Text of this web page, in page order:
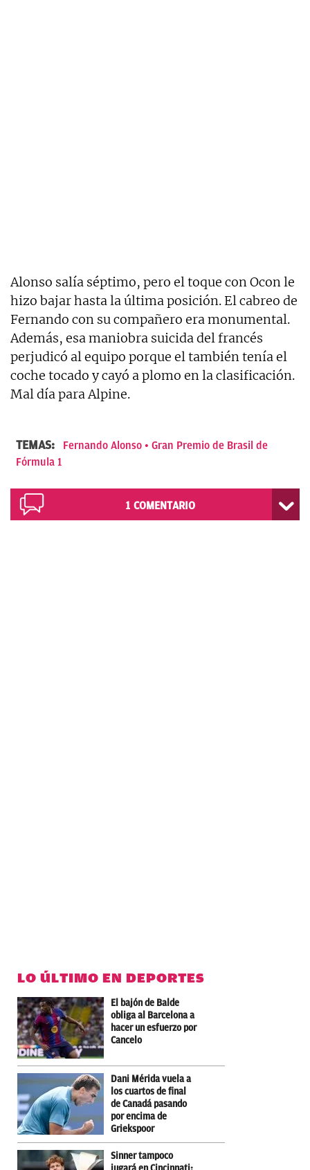
Alonso salía séptimo, pero el toque con Ocon le
hizo bajar hasta la última posición. El cabreo de
Fernando con su compañero era monumental.
Además, esa maniobra suicida del francés
perjudicó al equipo porque el también tenía el
coche tocado y cayó a plomo en la clasificación.
Mal día para Alpine.
TEMAS: Fernando Alonso
Gran Premio de Brasil de
Fórmula 1
1 COMENTARIO
LO ÚLTIMO EN DEPORTES
El bajón de Balde
obliga al Barcelona a
hacer un esfuerzo por
Cancelo
Dani Mérida vuela a
los cuartos de final
de Canadá pasando
por encima de
Griekspoor
Sinner tampoco